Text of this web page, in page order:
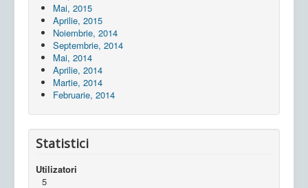
Mai, 2015
Aprilie, 2015
Noiembrie, 2014
Septembrie, 2014
Mai, 2014
Aprilie, 2014
Martie, 2014
Februarie, 2014
Statistici
Utilizatori
5